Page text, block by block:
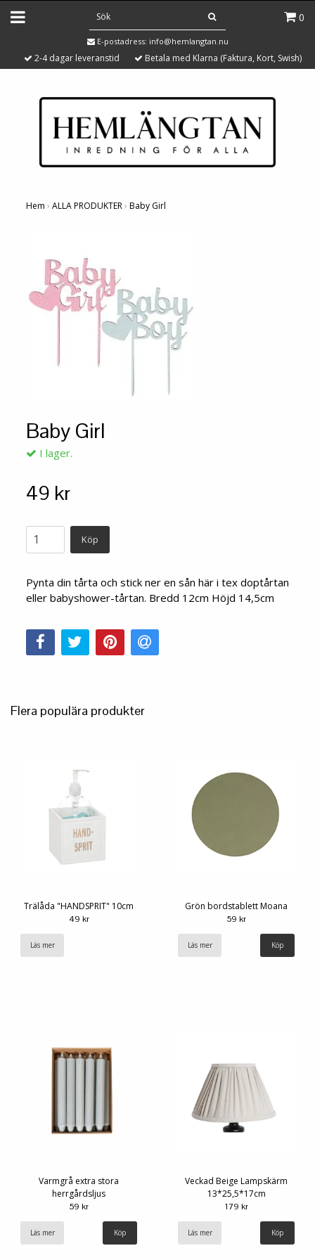
0
E-postadress: info@hemlangtan.nu
2-4 dagar leveranstid Betala med Klarna (Faktura, Kort, Swish)
Hem › ALLA PRODUKTER› Baby Girl
Baby Girl
I lager.
49 kr
Köp
Pynta din tårta och stick ner en sån här i tex doptårtan
eller babyshower-tårtan. Bredd 12cm Höjd 14,5cm
Flera populära produkter
Trälåda "HANDSPRIT" 10cm
49 kr
Läs mer
Grön bordstablett Moana
59 kr
Läs mer
Varmgrå extra stora
herrgårdsljus
59 kr
Läs mer
Veckad Beige Lampskärm
13*25,5*17cm
179 kr
Läs mer